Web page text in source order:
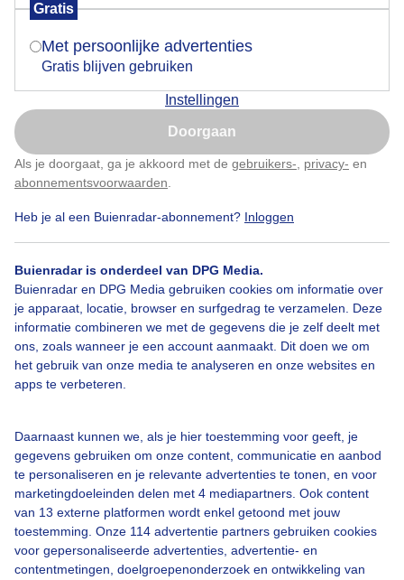
Gratis
Met persoonlijke advertenties
Gratis blijven gebruiken
Instellingen
Doorgaan
Als je doorgaat, ga je akkoord met de gebruikers- privacy- en
abonnementsvoorwaarden
Heb je al een Buienradar-abonnement? Inloggen
Buienradar is onderdeel van DPG Media.
Buienradar en DPG Media gebruiken cookies om informatie over
je apparaat, locatie, browser en surfgedrag te verzamelen. Deze
informatie combineren we met de gegevens die je zelf deelt met
ons, zoals wanneer je een account aanmaakt. Dit doen we om
het gebruik van onze media te analyseren en onze websites en
apps te verbeteren.
Daarnaast kunnen we, als je hier toestemming voor geeft, je
gegevens gebruiken om onze content, communicatie en aanbod
te personaliseren en je relevante advertenties te tonen, en voor
marketingdoeleinden delen met 4 mediapartners. Ook content
van 13 externe platformen wordt enkel getoond met jouw
toestemming. Onze 114 advertentie partners gebruiken cookies
voor gepersonaliseerde advertenties, advertentie- en
contentmetingen, doelgroepenonderzoek en ontwikkeling van
Zon en vriendelijke stapelwolken vanmorgen.
Geersdijk, Zeeland
Door: Geeske Harkema Gemaakt: 17-08-2025, 113x bekeken
Gezelligevakantiedrukte Zon Wolken
Bekijk slideshow
Een moment geduld aub...
Is goed, toon de popup
Nu niet, misschien later
Klik hierom dit aan te passen